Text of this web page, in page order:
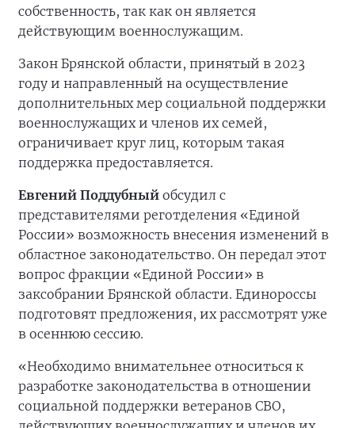
собственность, так как он является
действующим военнослужащим.
Закон Брянской области, принятый в 2023
году и направленный на осуществление
дополнительных мер социальной поддержки
военнослужащих и членов их семей,
ограничивает круг лиц, которым такая
поддержка предоставляется.
Евгений Поддубный обсудил с
представителями реготделения «Единой
России» возможность внесения изменений в
областное законодательство. Он передал этот
вопрос фракции «Единой России» в
заксобрании Брянской области. Единороссы
подготовят предложения, их рассмотрят уже
в осеннюю сессию.
«Необходимо внимательнее относиться к
разработке законодательства в отношении
социальной поддержки ветеранов СВО,